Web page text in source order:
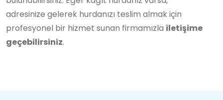
adresinize gelerek hurdanızı teslim almak için
profesyonel bir hizmet sunan firmamızla iletişime
geçebilirsiniz.